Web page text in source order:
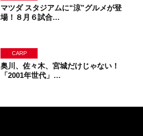
マツダ スタジアムに“涼”グルメが登
場！８月６試合…
CARP
奥川、佐々木、宮城だけじゃない！
「2001年世代」…